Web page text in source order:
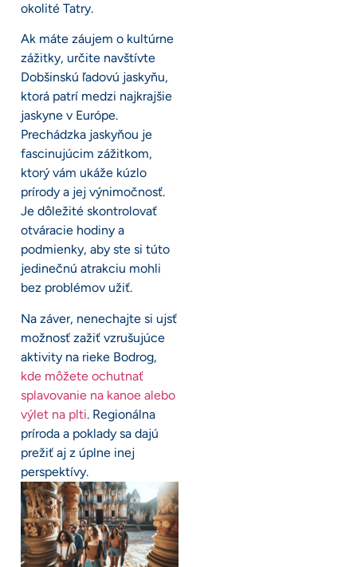
okolité Tatry.
Ak máte záujem o kultúrne
zážitky, určite navštívte
Dobšinskú ľadovú jaskyňu,
ktorá patrí medzi najkrajšie
jaskyne v Európe.
Prechádzka jaskyňou je
fascinujúcim zážitkom,
ktorý vám ukáže kúzlo
prírody a jej výnimočnosť.
Je dôležité skontrolovať
otváracie hodiny a
podmienky, aby ste si túto
jedinečnú atrakciu mohli
bez problémov užiť.
Na záver, nenechajte si ujsť
možnosť zažiť vzrušujúce
aktivity na rieke Bodrog,
kde môžete ochutnať
splavovanie na kanoe alebo
výlet na plti. Regionálna
príroda a poklady sa dajú
prežiť aj z úplne inej
perspektívy.